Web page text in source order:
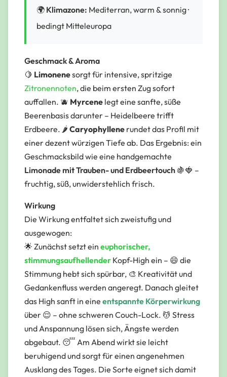
🌍 Klimazone: Mediterran, warm & sonnig ·
bedingt Mitteleuropa
Geschmack & Aroma
🍋 Limonenesorgt für intensive, spritzige
Zitronennoten, die beim ersten Zug sofort
auffallen. 🫐 Myrcene legt eine sanfte, süße
Beerenbasis darunter – Heidelbeere trifft
Erdbeere. 🌶️ Caryophyllene rundet das Profil mit
einerdezent würzigen Tiefe ab. Das Ergebnis: ein
Geschmacksbild wie eine handgemachte
Limonade mit Trauben- und Erdbeertouch 🍇🍓 –
fruchtig, süß, unwiderstehlich frisch.
Wirkung
Die Wirkung entfaltet sich zweistufig und
ausgewogen:
🌟 Zunächst setzt ein euphorischer,
stimmungsaufhellender Kopf-High ein – 😄 die
Stimmung hebt sich spürbar, 🎨 Kreativität und
Gedankenfluss werden angeregt. Danach gleitet
das High sanft in eine entspannte Körperwirkung
über 😌 – ohne schweren Couch-Lock. 💆 Stress
und Anspannung lösen sich, Ängste werden
abgebaut. 😴 Am Abend wirkt sie leicht
beruhigend und sorgt für einen angenehmen
Ausklang des Tages. Die Sorte eignet sich damit